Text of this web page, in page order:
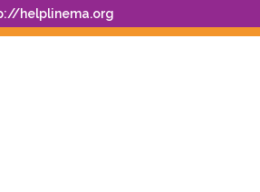
helplinema.org